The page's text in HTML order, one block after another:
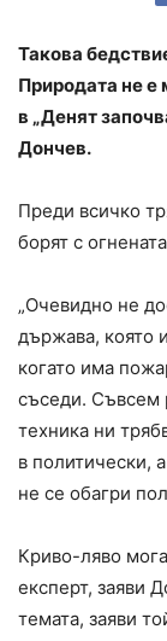
Такова
Природата не е
в „Денят
Дончев.
Преди всичко
борят с
„Очевидно не
държава, която
когато има
съседи. Съвсем
техника ни
в политически,
не се обагри
Криво-ляво
експерт, заяви
темата, заяви